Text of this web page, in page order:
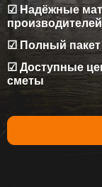
☑ Надёжные
производителей
☑ Полный пакет
☑ Доступные
сметы